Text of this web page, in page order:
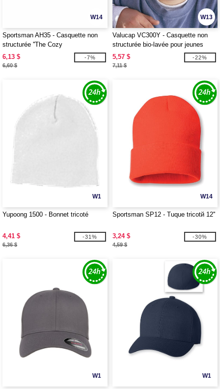
W14
Sportsman AH35 - Casquette non
structurée ''The Cozy
6,13 $
6,60 $
-7%
W13
Valucap VC300Y - Casquette non
structurée bio-lavée pour jeunes
5,57 $
7,11 $
-22%
W1
Yupoong 1500 - Bonnet tricoté
4,41 $
6,36 $
-31%
W14
Sportsman SP12 - Tuque tricotй 12''
3,24 $
4,59 $
-30%
W1 W1